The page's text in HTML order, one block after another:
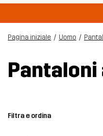
Pagina iniziale Uomo
Pantaloni
Filtra e ordina